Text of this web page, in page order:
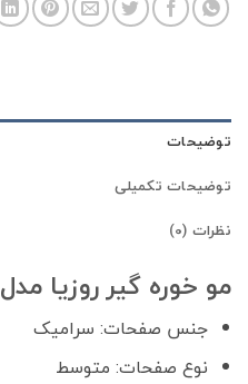
توضیحات
توضیحات تکمیلی
نظرات (0)
مو خوره گیر روزیا مدل HCM5007
جنس صفحات: سرامیک
نوع صفحات: متوسط